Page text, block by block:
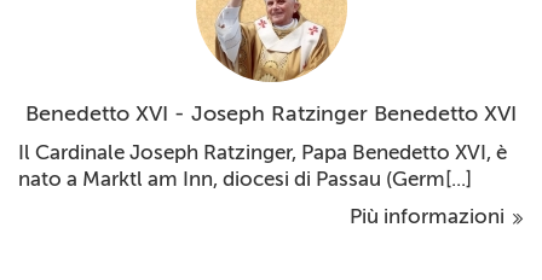
Benedetto XVI - Joseph Ratzinger Benedetto XVI
Il Cardinale Joseph Ratzinger, Papa Benedetto XVI, è
nato a Marktl am Inn, diocesi di Passau (Germ[...]
Più informazioni